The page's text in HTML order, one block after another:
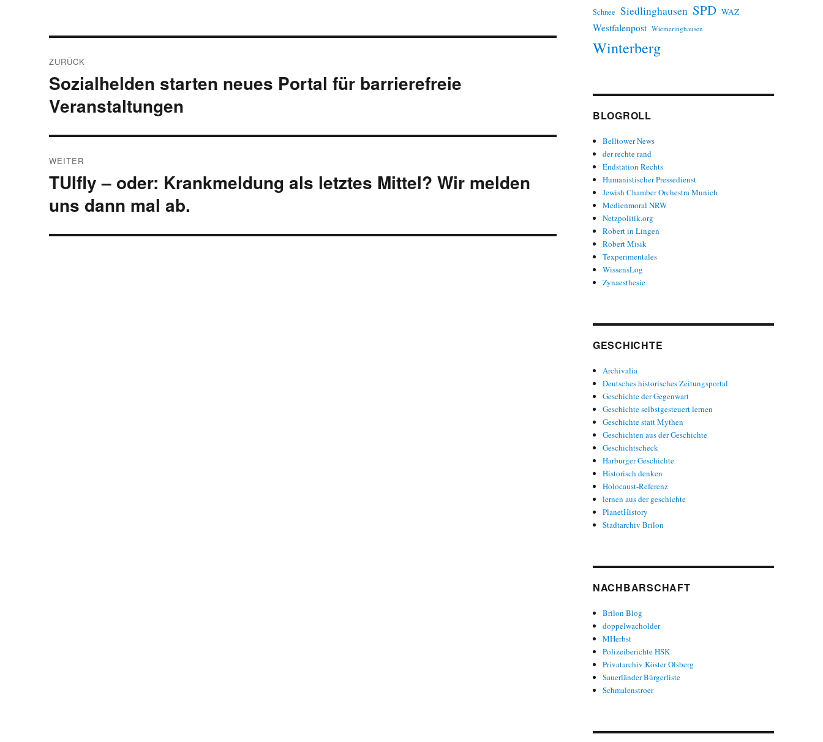
ZURÜCK
Vorheriger
Beitrag:
Sozialhelden starten neues Portal für barrierefreie
Veranstaltungen
WEITER
Nächster
TUIfly – oder: Krankmeldung als letztes Mittel? Wir melden
uns dann mal ab.
Schnee Siedlinghausen SPD WAZ
Westfalenpost Wiemeringhausen
Winterberg
BLOGROLL
Belltower News
der rechte rand
Endstation Rechts
Humanistischer Pressedienst
Jewish Chamber Orchestra Munich
Medienmoral NRW
Netzpolitik.org
Robert in Lingen
Robert Misik
Texperimentales
WissensLog
Zynaesthesie
GESCHICHTE
Archivalia
Deutsches historisches Zeitungsportal
Geschichte der Gegenwart
Geschichte selbstgesteuert lernen
Geschichte statt Mythen
Geschichten aus der Geschichte
Geschichtscheck
Harburger Geschichte
Historisch denken
Holocaust-Referenz
lernen aus der geschichte
PlanetHistory
Stadtarchiv Brilon
NACHBARSCHAFT
Brilon Blog
doppelwacholder
MHerbst
Polizeiberichte HSK
Privatarchiv Köster Olsberg
Sauerländer Bürgerliste
Schmalenstroer